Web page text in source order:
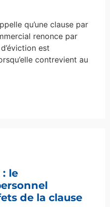
qu’une clause par
renonce par
est
contrevient au
le
de la clause